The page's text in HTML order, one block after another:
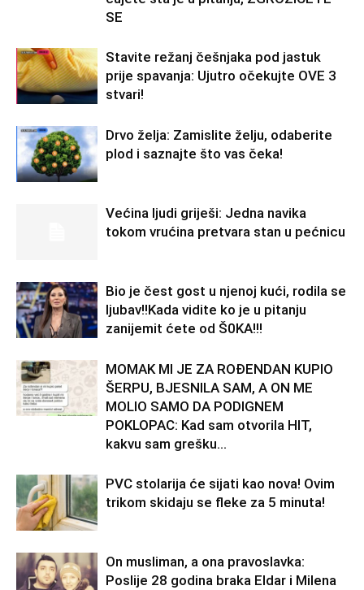
SE
Stavite režanj češnjaka pod jastuk
prije spavanja: Ujutro očekujte OVE 3
stvari!
Drvo želja: Zamislite želju, odaberite
plod i saznajte što vas čeka!
Većina ljudi griješi: Jedna navika
tokom vrućina pretvara stan u pećnicu
Bio je čest gost u njenoj kući, rodila se
ljubav!!Kada vidite ko je u pitanju
zanijemit ćete od Š0KA!!!
MOMAK MI JE ZA ROĐENDAN KUPIO
ŠERPU, BJESNILA SAM, A ON ME
MOLIO SAMO DA PODIGNEM
POKLOPAC: Kad sam otvorila HIT,
kakvu sam grešku...
PVC stolarija će sijati kao nova! Ovim
trikom skidaju se fleke za 5 minuta!
On musliman, a ona pravoslavka:
Poslije 28 godina braka Eldar i Milena